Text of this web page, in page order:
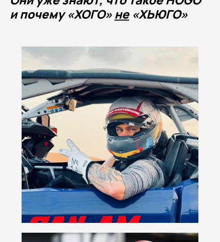
и почему «ХОГО» не«ХЬЮГО»